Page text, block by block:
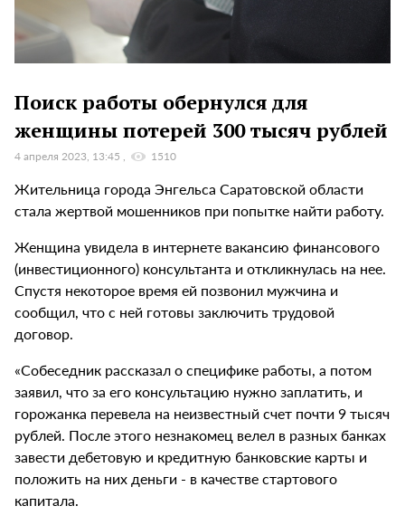
Поиск работы обернулся для
женщины потерей 300 тысяч рублей
4 апреля 2023, 13:45 1510
Жительница города Энгельса Саратовской области
стала жертвой мошенников при попытке найти работу.
Женщина увидела в интернете вакансию финансового
(инвестиционного) консультанта и откликнулась на нее.
Спустя некоторое время ей позвонил мужчина и
сообщил, что с ней готовы заключить трудовой
договор.
«Собеседник рассказал о специфике работы, а потом
заявил, что за его консультацию нужно заплатить, и
горожанка перевела на неизвестный счет почти 9 тысяч
рублей. После этого незнакомец велел в разных банках
завести дебетовую и кредитную банковские карты и
положить на них деньги - в качестве стартового
капитала.